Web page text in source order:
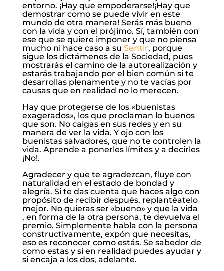
entorno. ¡Hay que empoderarse!¡Hay que
demostrar como se puede vivir en este
mundo de otra manera! Serás más bueno
con la vida y con el prójimo. Sí, también con
ese que se quiere imponer y que no piensa
mucho ni hace caso a su Sentir, porque
sigue los dictámenes de la Sociedad, pues
mostrarás el camino de la autorealización y
estarás trabajando por el bien común si te
desarrollas plenamente y no te vacías por
causas que en realidad no lo merecen.
Hay que protegerse de los «buenistas
exagerados», los que proclaman lo buenos
que son. No caigas en sus redes y en su
manera de ver la vida. Y ojo con los
buenistas salvadores, que no te controlen la
vida. Aprende a ponerles límites y a decirles
¡No!.
Agradecer y que te agradezcan, fluye con
naturalidad en el estado de bondad y
alegría. Si te das cuenta que haces algo con
propósito de recibir después, replantéatelo
mejor. No quieras ser «bueno» y que la vida
, en forma de la otra persona, te devuelva el
premio. Simplemente habla con la persona
constructivamente, expón que necesitas,
eso es reconocer como estás. Se sabedor de
como estas y si en realidad puedes ayudar y
si encaja a los dos, adelante.